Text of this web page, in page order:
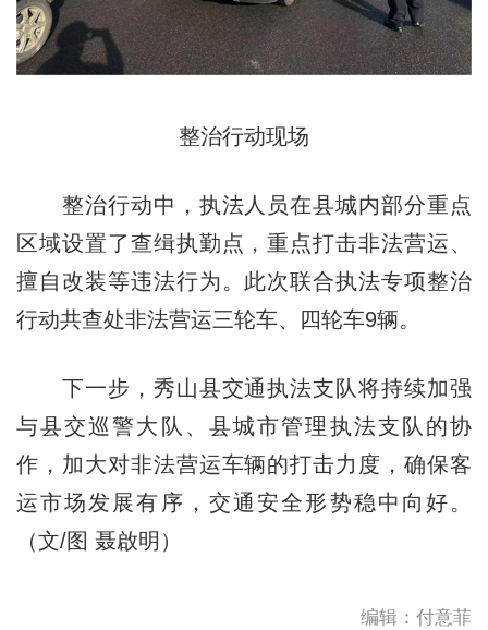
整治行动现场
整治行动中，执法人员在县城内部分重点
区域设置了查缉执勤点，重点打击非法营运、
擅自改装等违法行为。此次联合执法专项整治
行动共查处非法营运三轮车、四轮车9辆。
下一步，秀山县交通执法支队将持续加强
与县交巡警大队、县城市管理执法支队的协
作，加大对非法营运车辆的打击力度，确保客
运市场发展有序，交通安全形势稳中向好。
（文/图 聂啟明）
编辑：付意菲